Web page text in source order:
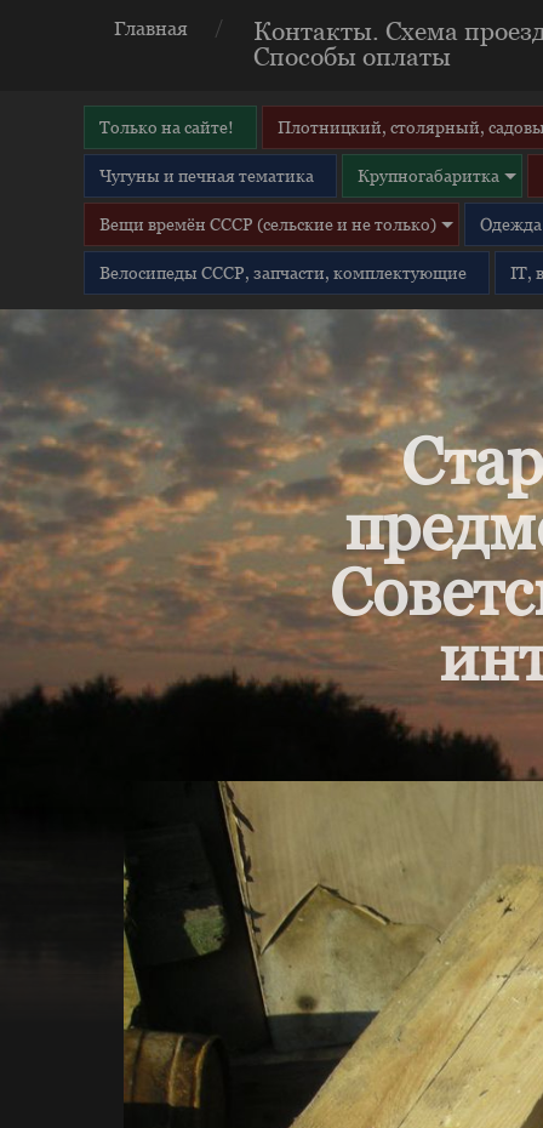
Главная
Контакты. Схема
Способы оплаты
Только на сайте! Плотницкий, столярный,
Чугуны и печная тематика Крупногабаритка
Вещи времён СССР (сельские и не только) Одежда
Велосипеды СССР, запчасти, комплектующие IT,